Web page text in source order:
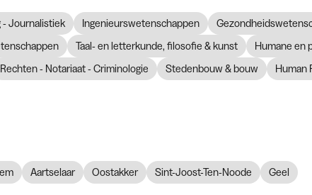
- Journalistiek Ingenieurswetenschappen
Taal- en letterkunde, filosofie & kunst Humane en
Rechten - Notariaat - Criminologie Stedenbouw & bouw Human
Aartselaar Oostakker Sint-Joost-Ten-Noode Geel